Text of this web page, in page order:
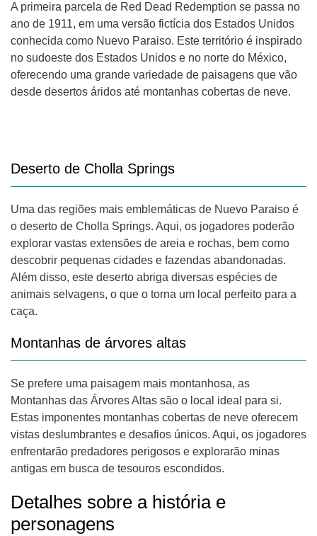
A primeira parcela de Red Dead Redemption se passa no
ano de 1911, em uma versão fictícia dos Estados Unidos
conhecida como Nuevo Paraiso. Este território é inspirado
no sudoeste dos Estados Unidos e no norte do México,
oferecendo uma grande variedade de paisagens que vão
desde desertos áridos até montanhas cobertas de neve.
Deserto de Cholla Springs
Uma das regiões mais emblemáticas de Nuevo Paraiso é
o deserto de Cholla Springs. Aqui, os jogadores poderão
explorar vastas extensões de areia e rochas, bem como
descobrir pequenas cidades e fazendas abandonadas.
Além disso, este deserto abriga diversas espécies de
animais selvagens, o que o torna um local perfeito para a
caça.
Montanhas de árvores altas
Se prefere uma paisagem mais montanhosa, as
Montanhas das Árvores Altas são o local ideal para si.
Estas imponentes montanhas cobertas de neve oferecem
vistas deslumbrantes e desafios únicos. Aqui, os jogadores
enfrentarão predadores perigosos e explorarão minas
antigas em busca de tesouros escondidos.
Detalhes sobre a história e
personagens